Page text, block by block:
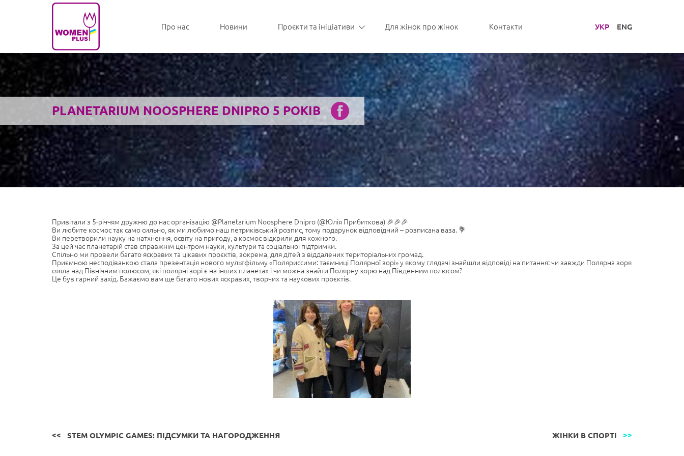
PLANETARIUM NOOSPHERE DNIPRO 5 РОКІВ
Привітали з 5-річчям дружню до нас організацію @Planetarium Noosphere Dnipro (@Юлія Прибиткова) 🎉🎉🎉
Ви любите космос так само сильно, як ми любимо наш петриківський розпис, тому подарунок відповідний – розписана ваза. 💐
Ви перетворили науку на натхнення, освіту на пригоду, а космос відкрили для кожного.
За цей час планетарій став справжнім центром науки, культури та соціальної підтримки.
Спільно ми провели багато яскравих та цікавих проєктів, зокрема, для дітей з віддалених територіальних громад.
Приємною несподіванкою стала презентація нового мультфільму «Поляриссими: таємниці Полярної зорі» у якому глядачі знайшли відповіді на питання: чи завжди Полярна зоря
сяяла над Північним полюсом, які полярні зорі є на інших планетах і чи можна знайти Полярну зорю над Південним полюсом?
Це був гарний захід. Бажаємо вам ще багато нових яскравих, творчих та наукових проєктів.
STEM OLYMPIC GAMES: ПІДСУМКИ ТА НАГОРОДЖЕННЯ ЖІНКИ В СПОРТІ
Про нас Новини Проєкти та ініціативи Для жінок про жінок Контакти УКР ENG